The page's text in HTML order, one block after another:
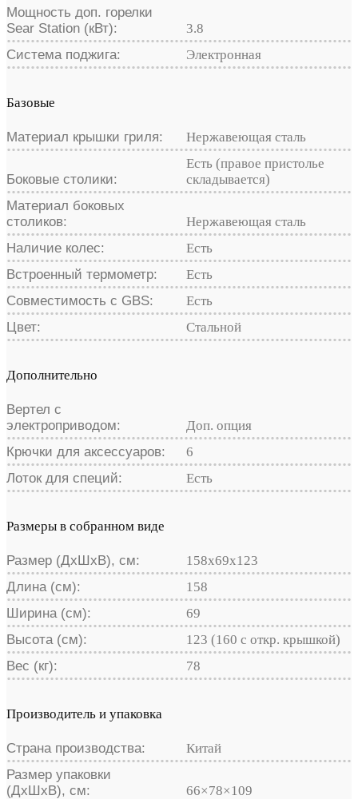
Мощность доп. горелки
Sear Station (кВт):
3.8
Система поджига:
Электронная
Базовые
Материал крышки гриля: Нержавеющая сталь
Боковые столики:
Есть (правое пристолье
складывается)
Материал боковых
столиков:
Нержавеющая сталь
Наличие колес:
Есть
Встроенный термометр:
Есть
Совместимость с GBS:
Есть
Цвет:
Стальной
Дополнительно
Вертел с
электроприводом:
Доп. опция
Крючки для аксессуаров:
6
Лоток для специй:
Есть
Размеры в собранном виде
Размер (ДхШхВ), см:
158х69х123
Длина (см):
158
Ширина (см):
69
Высота (см):
123 (160 с откр. крышкой)
Вес (кг):
78
Производитель и упаковка
Страна производства:
Китай
Размер упаковки
(ДхШхВ), см:
66×78×109